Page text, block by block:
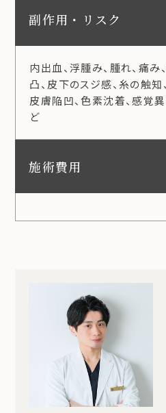
副作用・リスク
内出血、浮腫み、腫れ、痛み
凸、皮下のスジ感、糸の触知
皮膚陥凹、色素沈着、感覚
ど
施術費用